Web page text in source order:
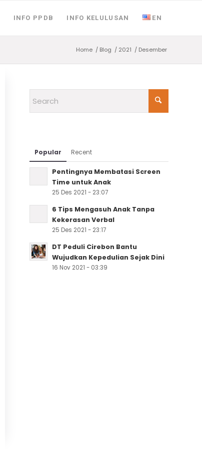
INFO PPDB INFO KELULUSAN EN
Home / Blog / 2021 / Desember
Popular Recent
Pentingnya Membatasi Screen
Time untuk Anak
25 Des 2021 - 23:07
6 Tips Mengasuh Anak Tanpa
Kekerasan Verbal
25 Des 2021 - 23:17
DT Peduli Cirebon Bantu
Wujudkan Kepedulian Sejak Dini
16 Nov 2021 - 03:39